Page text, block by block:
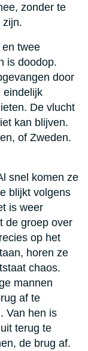
zonder te
zijn.
twee
is doodop.
door
eindelijk
De vlucht
kan blijven.
of Zweden.
snel komen ze
blijkt volgens
is weer
de groep over
op het
horen ze
chaos.
mannen
af te
Van hen is
terug te
de brug af.